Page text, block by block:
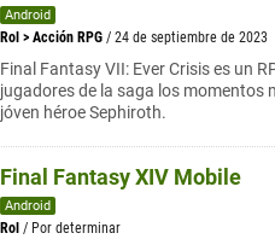
Android
Rol > Acción RPG / 24 de septiembre de 2023
Final Fantasy VII: Ever Crisis es un
jugadores de la saga los momentos
jóven héroe Sephiroth.
Final Fantasy XIV Mobile
Android
Rol / Por determinar